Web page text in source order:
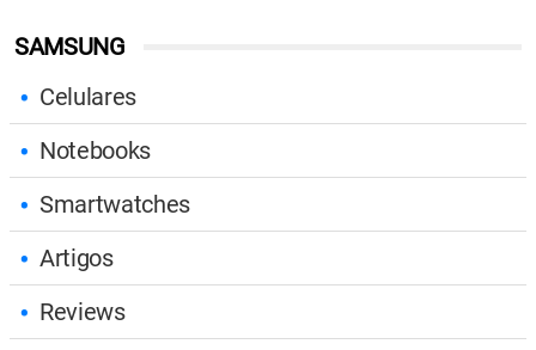
SAMSUNG
Celulares
Notebooks
Smartwatches
Artigos
Reviews